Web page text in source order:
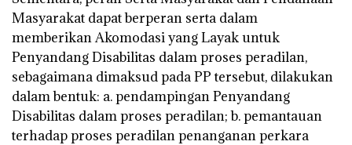
Masyarakat dapat berperan serta dalam
memberikan Akomodasi yang Layak untuk
Penyandang Disabilitas dalam proses peradilan,
sebagaimana dimaksud pada PP tersebut, dilakukan
dalam bentuk: a. pendampingan Penyandang
Disabilitas dalam proses peradilan; b. pemantauan
terhadap proses peradilan penanganan perkara